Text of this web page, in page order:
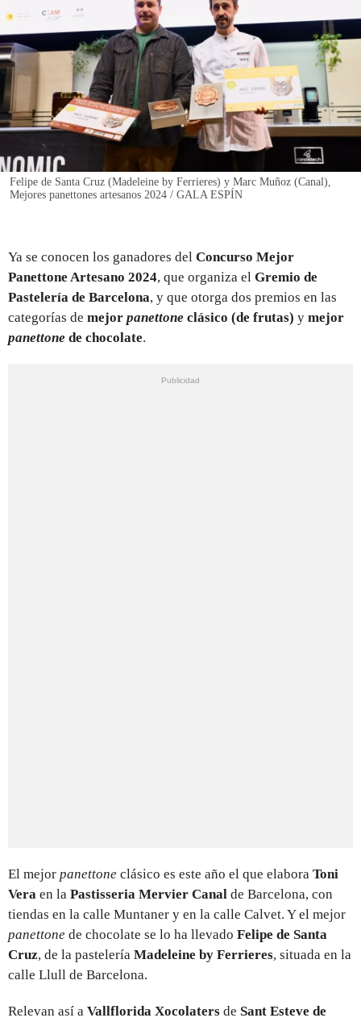
Felipe de Santa Cruz (Madeleine by Ferrieres) y Marc Muñoz (Canal),
Mejores panettones artesanos 2024 / GALA ESPÍN
Ya se conocen los ganadores del Concurso Mejor
Panettone Artesano 2024, que organiza el Gremio de
Pastelería de Barcelona, y que otorga dos premios en las
categorías de mejor panettone clásico (de frutas) y mejor
panettone de chocolate.
El mejor panettone clásico es este año el que elabora Toni
Vera en la Pastisseria Mervier Canal de Barcelona, con
tiendas en la calle Muntaner y en la calle Calvet. Y el mejor
panettone de chocolate se lo ha llevado Felipe de Santa
Cruz, de la pastelería Madeleine by Ferrieres, situada en la
calle Llull de Barcelona.
Relevan así a Vallflorida Xocolaters de Sant Esteve de